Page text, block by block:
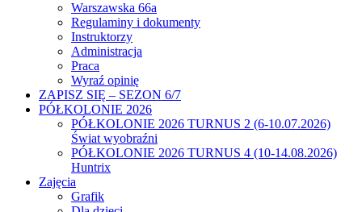
Warszawska 66a
Regulaminy i dokumenty
Instruktorzy
Administracja
Praca
Wyraź opinię
ZAPISZ SIĘ – SEZON 6/7
PÓŁKOLONIE 2026
PÓŁKOLONIE 2026 TURNUS 2 (6-10.07.2026)
Świat wyobraźni
PÓŁKOLONIE 2026 TURNUS 4 (10-14.08.2026)
Huntrix
Zajęcia
Grafik